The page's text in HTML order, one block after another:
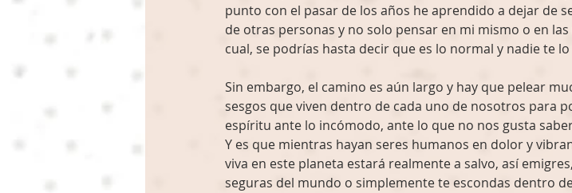
punto con el pasar de los años he aprendido a dejar de
de otras personas y no solo pensar en mi mismo o en
cual, se podrías hasta decir que es lo normal y nadie te
Sin embargo, el camino es aún largo y hay que pelear
sesgos que viven dentro de cada uno de nosotros para
espíritu ante lo incómodo, ante lo que no nos gusta
Y es que mientras hayan seres humanos en dolor y
viva en este planeta estará realmente a salvo, así
seguras del mundo o simplemente te escondas dentro